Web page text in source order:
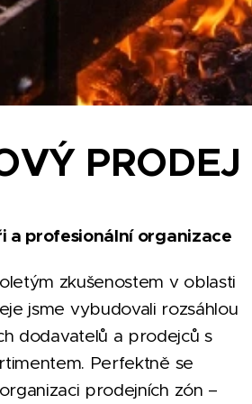
PRODEJ
a profesionální organizace
zkušenostem v oblasti
jsme vybudovali rozsáhlou
dodavatelů a prodejců s
Perfektně se
prodejních zón –